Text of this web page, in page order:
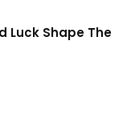
Luck Shape The